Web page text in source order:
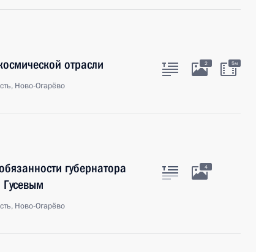
отрасли
Ново-Огарёво
2 5м
губернатора
Ново-Огарёво
4